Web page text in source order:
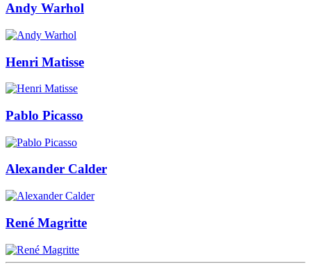
Andy Warhol
Henri Matisse
Pablo Picasso
Alexander Calder
René Magritte